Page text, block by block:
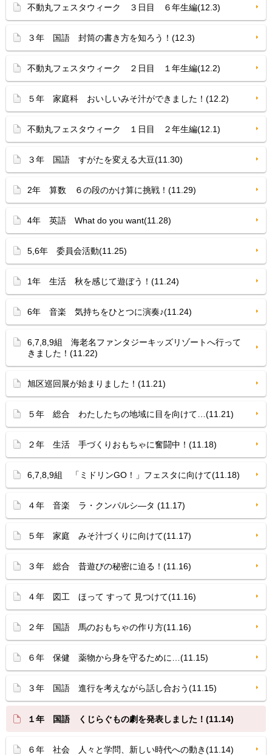
不動丸フェスタウィーク ３日目 ６年生編(12.3)
３年 国語 封筒の書き方を知ろう！(12.3)
不動丸フェスタウィーク ２日目 １年生編(12.2)
５年 家庭科 おいしいみそ汁ができました！(12.2)
不動丸フェスタウィーク １日目 ２年生編(12.1)
３年 国語 すがたを変える大豆(11.30)
2年 算数 ６の段のかけ算に挑戦！(11.29)
4年 英語 What do you want(11.28)
5,6年 委員会活動(11.25)
1年 生活 秋を感じて遊ぼう！(11.24)
6年 音楽 気持ちをひとつに演奏♪(11.24)
6,7,8,9組 海老名ファンタジーキッズリゾートへ行って
きました！(11.22)
旭区巡回展が始まりました！(11.21)
５年 総合 わたしたちの地域に目を向けて…(11.21)
２年 生活 手づくりおもちゃに奮闘中！(11.18)
6,7,8,9組 「ミドリンGO！」フェスタに向けて(11.18)
４年 音楽 ラ・クンパルシ—タ (11.17)
５年 家庭 みそ汁づくりに向けて(11.17)
３年 総合 昔遊びの秘密に迫る！(11.16)
４年 図工 ほって すって 見つけて(11.16)
２年 国語 馬のおもちゃの作り方(11.16)
６年 保健 薬物から身を守るために…(11.15)
３年 国語 進行を考えながら話し合おう(11.15)
１年 国語 くじらぐもの劇を発表しました！(11.14)
６年 社会 人々と学問、新しい時代への動き(11.14)